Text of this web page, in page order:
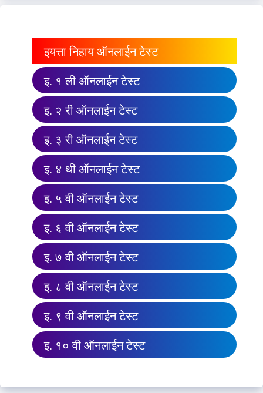
इयत्ता निहाय ऑनलाईन टेस्ट
इ. १ ली ऑनलाईन टेस्ट
इ. २ री ऑनलाईन टेस्ट
इ. ३ री ऑनलाईन टेस्ट
इ. ४ थी ऑनलाईन टेस्ट
इ. ५ वी ऑनलाईन टेस्ट
इ. ६ वी ऑनलाईन टेस्ट
इ. ७ वी ऑनलाईन टेस्ट
इ. ८ वी ऑनलाईन टेस्ट
इ. ९ वी ऑनलाईन टेस्ट
इ. १० वी ऑनलाईन टेस्ट